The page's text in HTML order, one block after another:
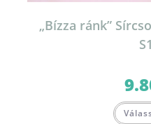
„Bízza ránk”